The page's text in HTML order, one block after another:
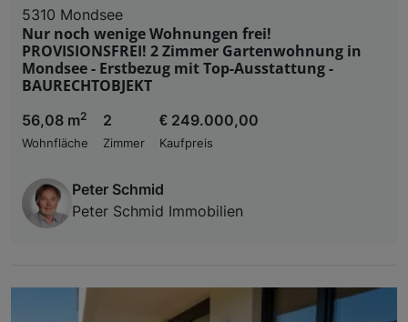
5310 Mondsee
Nur noch wenige Wohnungen frei!
PROVISIONSFREI! 2 Zimmer Gartenwohnung in
Mondsee - Erstbezug mit Top-Ausstattung -
BAURECHTOBJEKT
56,08 m2
Wohnfläche
2
Zimmer
€ 249.000,00
Kaufpreis
Peter Schmid
Peter Schmid Immobilien